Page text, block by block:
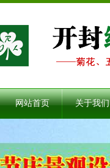
网站首页 关于我们